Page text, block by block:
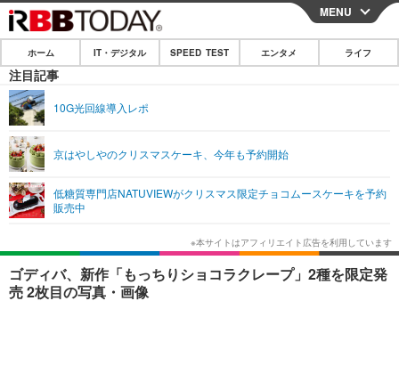
CLOSE
ホーム
IT・デジタル
ショッピング その他
SPEED TEST
エンタメ
エンタメTOP
韓国・芸能
音楽 スポーツ
ライフ
ライフTOP グルメ
ペット ショッピング
リリース一覧
プッシュ通知の停止方法
MENU
ホーム IT・デジタル SPEED TEST エンタメ ライフ
注目記事
10G光回線導入レポ
京はやしやのクリスマスケーキ、今年も予約開始
低糖質専門店NATUVIEWがクリスマス限定チョコムースケーキを予約
販売中
ゴディバ、新作「もっちりショコラクレープ」2種を限定発
売 2枚目の写真・画像